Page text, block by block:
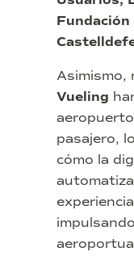
Fundación
Asimismo,
Vueling
pasajero,
cómo la